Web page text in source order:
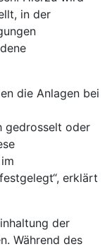
in der
die Anlagen bei
gedrosselt oder
erklärt
der
Während des